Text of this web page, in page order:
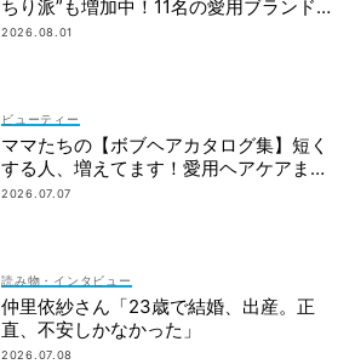
ちり派”も増加中！11名の愛用ブランド
は？
2026.08.01
ビューティー
ママたちの【ボブヘアカタログ集】短く
する人、増えてます！愛用ヘアケアまで
全部見せ
2026.07.07
読み物・インタビュー
仲里依紗さん「23歳で結婚、出産。正
直、不安しかなかった」
2026.07.08